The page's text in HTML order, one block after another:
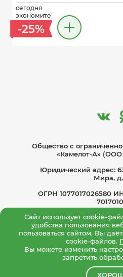
сегодня
экономите
-25%
Общество с
«Камелот-А» (ООО
Юридический адрес:
Мира,
ОГРН 1077017026580
Политика по
Согласие на обработку
Политика
Сайт использует cookie-
удобства пользования
пользоваться сайтом, Вы
cookie-файлов.
Вы можете изменить
запретить